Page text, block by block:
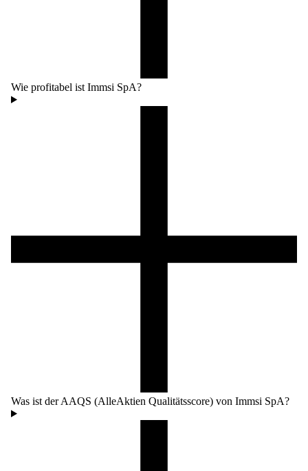
Wie profitabel ist Immsi SpA?
Was ist der AAQS (AlleAktien Qualitätsscore) von Immsi SpA?